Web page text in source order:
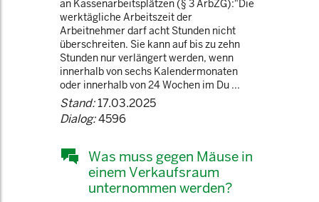
an Kassenarbeitsplätzen (§ 3 ArbZG):"Die
werktägliche Arbeitszeit der
Arbeitnehmer darf acht Stunden nicht
überschreiten. Sie kann auf bis zu zehn
Stunden nur verlängert werden, wenn
innerhalb von sechs Kalendermonaten
oder innerhalb von 24 Wochen im Du ...
Stand:17.03.2025
Dialog:4596
Was muss gegen Mäuse in
einem Verkaufsraum
unternommen werden?